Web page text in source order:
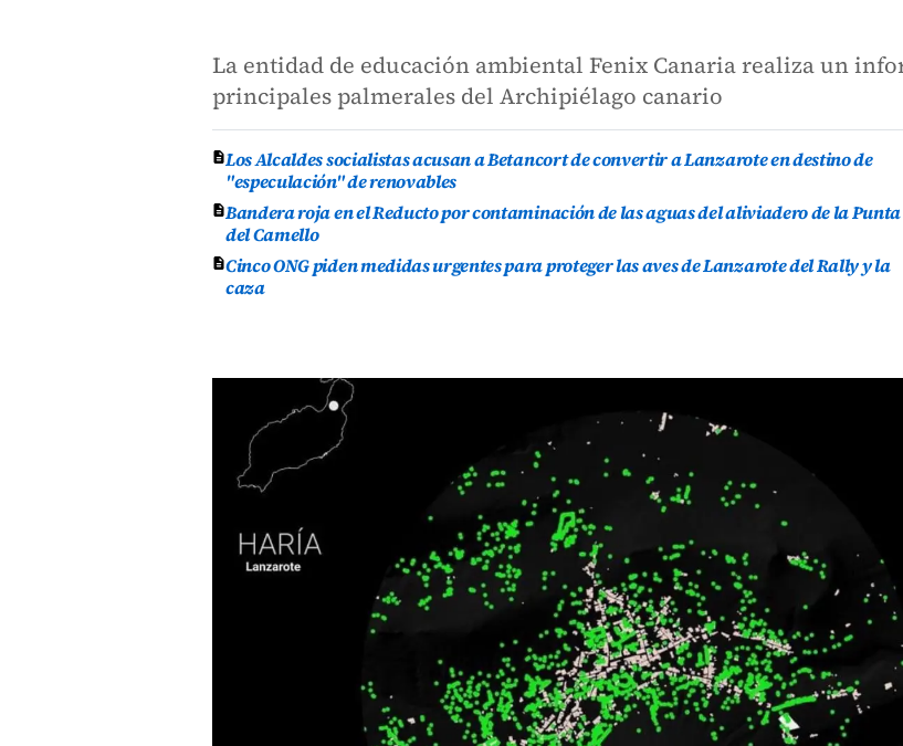
La entidad de educación ambiental Fenix Canaria realiza un
principales palmerales del Archipiélago canario
Los Alcaldes socialistas acusan a Betancort de convertir a Lanzarote en destino de
"especulación" de renovables
Bandera roja en el Reducto por contaminación de las aguas del aliviadero de la Punta
del Camello
Cinco ONG piden medidas urgentes para proteger las aves de Lanzarote del Rally y la
caza